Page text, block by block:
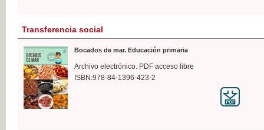
Transferencia social
Bocados de mar. Educación primaria
Archivo electrónico. PDF acceso libre
ISBN:978-84-1396-423-2